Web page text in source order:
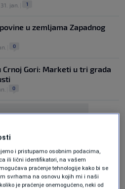
31. jan. 1
u zemljama Zapadnog
0
Crnoj Gori: Marketi u tri grada
0
Oglas
i pristupamo osobnim podacima,
ili lični identifikatori, na vašem
praćenje tehnologije kako bi se
svrhama na osnovu kojih mi i naši
je praćenje onemogućeno, neki od